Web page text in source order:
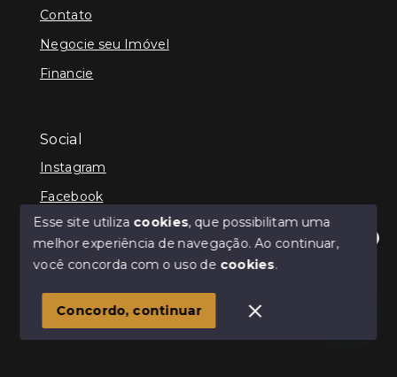
Olá! Estamos disponíveis para te ajudar.
Contato
Negocie seu Imóvel
Financie
Social
Instagram
Facebook
© Copyright 2026 - Kenner Caixeta - Corretor de
SITE PARA IMOBILIARIA
Esse site utiliza cookies, que possibilitam uma
melhor experiência de navegação.Ao continuar,
você concorda com o uso de cookies.
Concordo, continuar